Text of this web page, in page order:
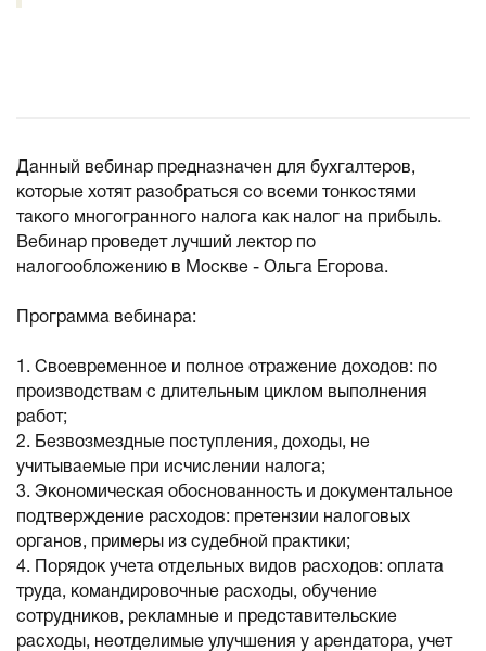
Данный вебинар предназначен для бухгалтеров,
которые хотят разобраться со всеми тонкостями
такого многогранного налога как налог на прибыль.
Вебинар проведет лучший лектор по
налогообложению в Москве - Ольга Егорова.
Программа вебинара:
1. Своевременное и полное отражение доходов: по
производствам с длительным циклом выполнения
работ;
2. Безвозмездные поступления, доходы, не
учитываемые при исчислении налога;
3. Экономическая обоснованность и документальное
подтверждение расходов: претензии налоговых
органов, примеры из судебной практики;
4. Порядок учета отдельных видов расходов: оплата
труда, командировочные расходы, обучение
сотрудников, рекламные и представительские
расходы, неотделимые улучшения у арендатора, учет